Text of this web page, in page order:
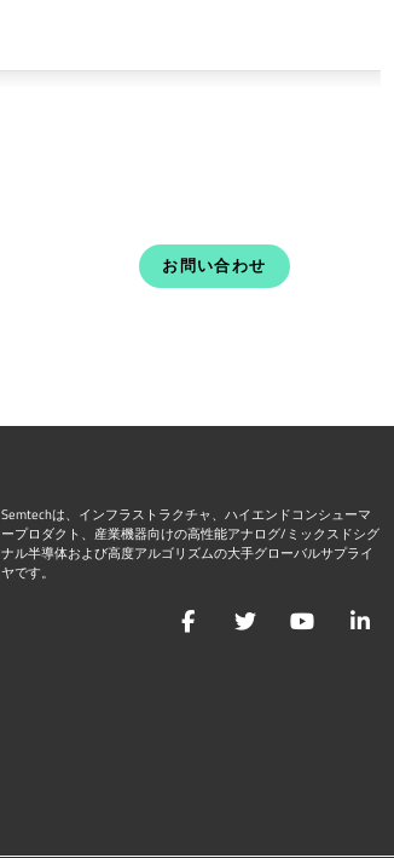
お問い合わせ
Semtechは、インフラストラクチャ、ハイエンドコンシューマ
ープロダクト、産業機器向けの高性能アナログ/ミックスドシグ
ナル半導体および高度アルゴリズムの大手グローバルサプライ
ヤです。
FacebookTwitter